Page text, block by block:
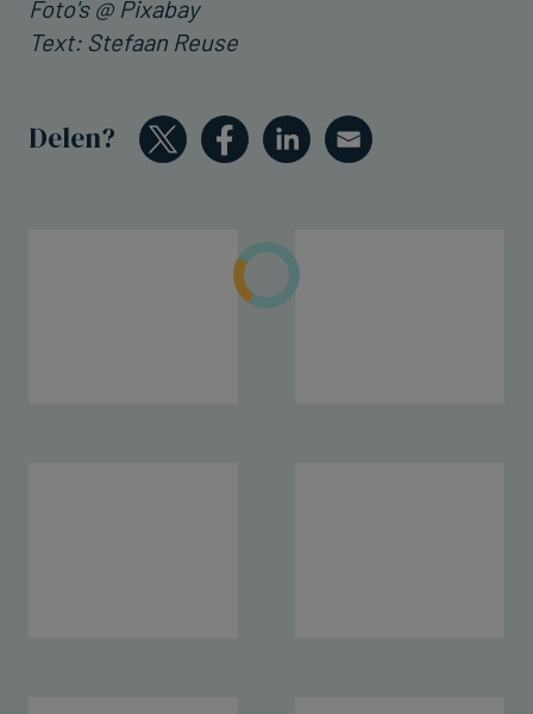
Foto's @ Pixabay
Text: Stefaan Reuse
Delen?